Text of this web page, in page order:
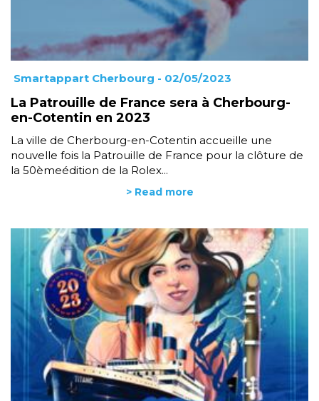
Smartappart Cherbourg - 02/05/2023
La Patrouille de France sera à Cherbourg-
en-Cotentin en 2023
La ville de Cherbourg-en-Cotentin accueille une
nouvelle fois la Patrouille de France pour la clôture de
la 50èmeédition de la Rolex...
> Read more